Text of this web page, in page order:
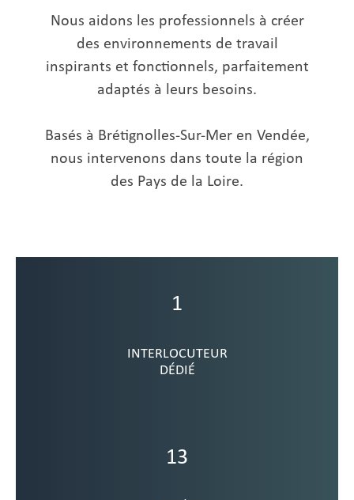
Nous aidons les professionnels à créer
des environnements de travail
inspirants et fonctionnels, parfaitement
adaptés à leurs besoins.
Basés à Brétignolles-Sur-Mer en Vendée,
nous intervenons dans toute la région
des Pays de la Loire.
1
INTERLOCUTEUR
DÉDIÉ
13